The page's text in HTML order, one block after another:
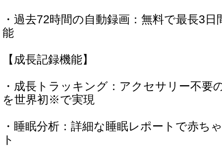
・過去72時間の自動録画：無料で最長3
能
【成長記録機能】
・成長トラッキング：アクセサリー不要
を世界初※で実現
・睡眠分析：詳細な睡眠レポートで赤ち
ト